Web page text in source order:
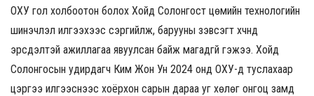
ОХУ гол холбоотон болох Хойд Солонгост цөмийн технологийн
шинэчлэл илгээхээс сэргийлж, барууны зэвсэгт хүчнүүд
эрсдэлтэй ажиллагаа явуулсан байж магадгүй гэжээ. Хойд
Солонгосын удирдагч Ким Жон Ун 2024 онд ОХУ-д туслахаар
цэргээ илгээснээс хоёрхон сарын дараа уг хөлөг онгоц замд